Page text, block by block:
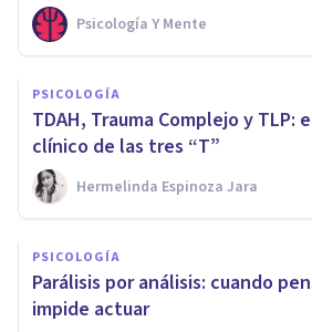
Psicología Y Mente
PSICOLOGÍA
TDAH, Trauma Complejo y TLP:
clínico de las tres “T”
Hermelinda Espinoza Jara
PSICOLOGÍA
Parálisis por análisis: cuando
impide actuar